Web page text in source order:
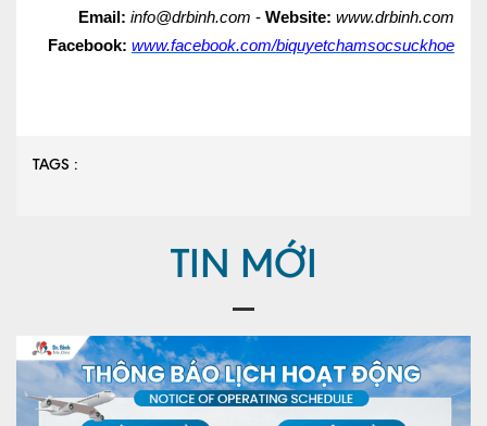
Email: info@drbinh.com - Website: www.drbinh.com
Facebook: www.facebook.com/biquyetchamsocsuckhoe
TAGS :
TIN MỚI